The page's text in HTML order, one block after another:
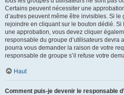
Certains peuvent nécessiter une
d’autres peuvent même être invisibles. Si
rejoindre en cliquant sur le bouton dédié. Si
une approbation, vous devez cliquer
responsable du groupe d’utilisateurs devra
pourra vous demander la raison de votre
responsable de groupe s’il refuse votre
Haut
Comment puis-je devenir le responsable